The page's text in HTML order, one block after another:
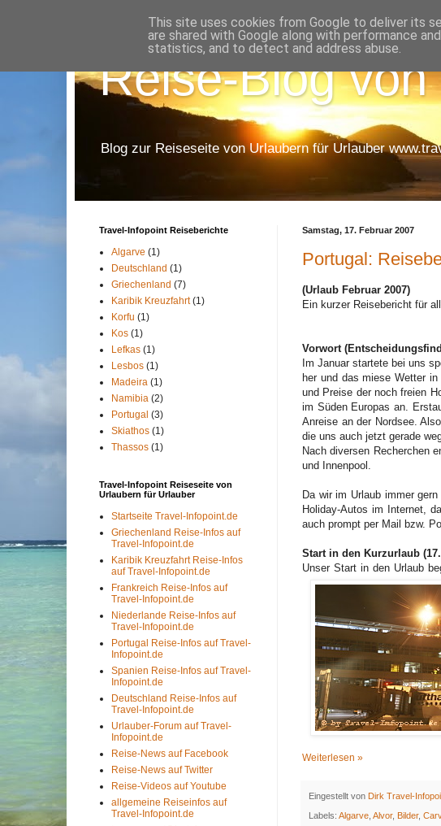
Reise-Blog
Blog zur Reiseseite von Urlaubern für Urlauber
Samstag, 17. Februar 2007
Portugal:
(Urlaub Februar 2007)
Ein kurzer Reisebericht für
Vorwort
Im Januar startete bei uns
her und das miese Wetter
und Preise der noch freien
im Süden Europas an.
Anreise an der Nordsee.
die uns auch jetzt gerade
Nach diversen Recherchen
und Innenpool.
Da wir im Urlaub immer
Holiday-Autos im Internet,
auch prompt per Mail bzw.
Start in den Kurzurlaub
Unser Start in den Urlaub
Weiterlesen »
Eingestellt von Dirk Travel-
Labels: Algarve Alvor, Bilder,
Travel-Infopoint Reiseberichte
Algarve (1)
Deutschland (1)
Griechenland (7)
Karibik Kreuzfahrt (1)
Korfu (1)
Kos (1)
Lefkas (1)
Lesbos (1)
Madeira (1)
Namibia (2)
Portugal (3)
Skiathos (1)
Thassos (1)
Travel-Infopoint Reiseseite von
Urlaubern für Urlauber
Startseite Travel-Infopoint.de
Griechenland Reise-Infos auf
Travel-Infopoint.de
Karibik Kreuzfahrt Reise-Infos
auf Travel-Infopoint.de
Frankreich Reise-Infos auf
Travel-Infopoint.de
Niederlande Reise-Infos auf
Travel-Infopoint.de
Portugal Reise-Infos auf Travel-
Infopoint.de
Spanien Reise-Infos auf Travel-
Infopoint.de
Deutschland Reise-Infos auf
Travel-Infopoint.de
Urlauber-Forum auf Travel-
Infopoint.de
Reise-News auf Facebook
Reise-News auf Twitter
Reise-Videos auf Youtube
allgemeine Reiseinfos auf
Travel-Infopoint.de
This site uses cookies from Google to deliver its
are shared with Google along with performance
statistics, and to detect and address abuse.